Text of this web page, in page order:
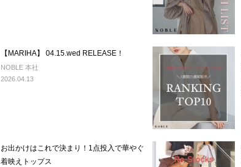
【MARIHA】 04.15.wed RELEASE！
NOBLE 本社
2026.04.13
お出かけはこれで決まり！1点投入で華やぐ
着映えトップス